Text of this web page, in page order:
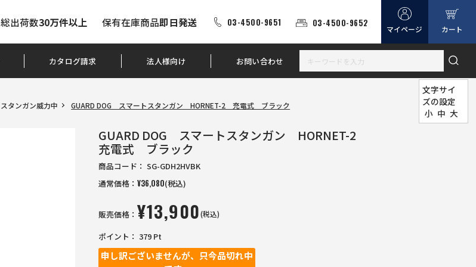
総出荷数30万件以上 保有在庫商品即日発送 03-4500-9651 03-4500-9652
マイページ カート
カタログ請求 法人様向け お問い合わせ
スタンガン威力中 GUARD DOG スマートスタンガン HORNET-2 充電式 ブラック
GUARD DOG スマートスタンガン HORNET-2
充電式 ブラック
商品コード：SG-GDH2HVBK
通常価格：¥36,080(税込)
販売価格： ¥13,900(税込)
ポイント：379 Pt
申し訳ございませんが、只今品切れ中
文字サイ
ズの設定
小 中 大